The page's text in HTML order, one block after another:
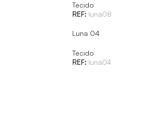
Tecido
REF: luna08
Luna 04
Tecido
REF: luna04